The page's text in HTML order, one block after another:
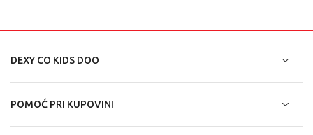
DEXY CO KIDS DOO
POMOĆ PRI KUPOVINI